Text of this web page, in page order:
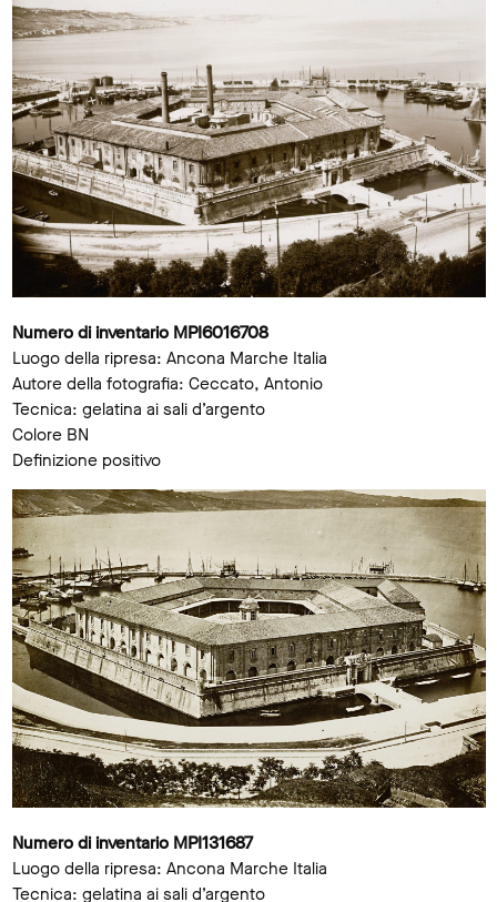
Numero di inventario MPI6016708
Luogo della ripresa: Ancona Marche Italia
Autore della fotografia: Ceccato, Antonio
Tecnica: gelatina ai sali d’argento
Colore BN
Definizione positivo
Numero di inventario MPI131687
Luogo della ripresa: Ancona Marche Italia
Tecnica: gelatina ai sali d’argento